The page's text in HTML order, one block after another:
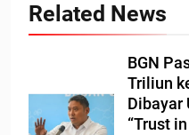
Related News
BGN
Triliun
Dibayar
“Trust